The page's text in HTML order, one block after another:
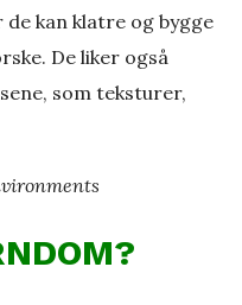
kan klatre og bygge
De liker også
som teksturer,